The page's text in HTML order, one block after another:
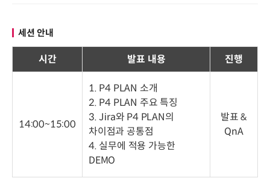
세션 안내
시간 발표 내용 진행
14:00~15:00
1. P4 PLAN 소개
2. P4 PLAN 주요 특징
3. Jira와 P4 PLAN의
차이점과 공통점
4. 실무에 적용 가능한
DEMO
발표 &
QnA